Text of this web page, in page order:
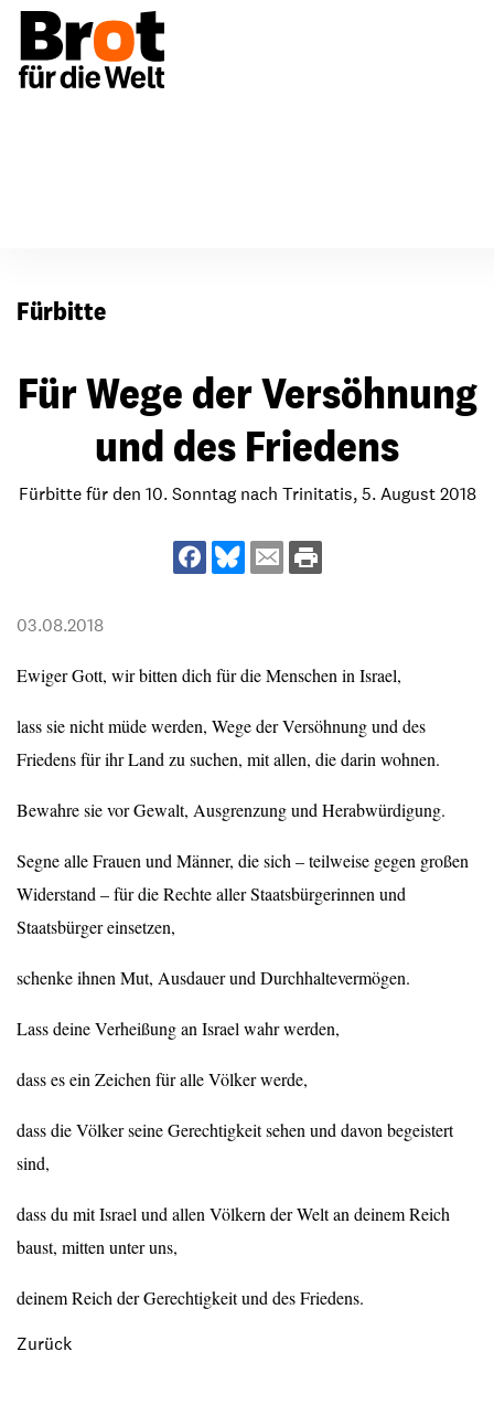
Fürbitte
Für Wege der Versöhnung
und des Friedens
Fürbitte für den 10. Sonntag nach Trinitatis, 5. August 2018
03.08.2018
Ewiger Gott, wir bitten dich für die Menschen in Israel,
lass sie nicht müde werden, Wege der Versöhnung und des
Friedens für ihr Land zu suchen, mit allen, die darin wohnen.
Bewahre sie vor Gewalt, Ausgrenzung und Herabwürdigung.
Segne alle Frauen und Männer, die sich – teilweise gegen großen
Widerstand – für die Rechte aller Staatsbürgerinnen und
Staatsbürger einsetzen,
schenke ihnen Mut, Ausdauer und Durchhaltevermögen.
Lass deine Verheißung an Israel wahr werden,
dass es ein Zeichen für alle Völker werde,
dass die Völker seine Gerechtigkeit sehen und davon begeistert
sind,
dass du mit Israel und allen Völkern der Welt an deinem Reich
baust, mitten unter uns,
deinem Reich der Gerechtigkeit und des Friedens.
Zurück